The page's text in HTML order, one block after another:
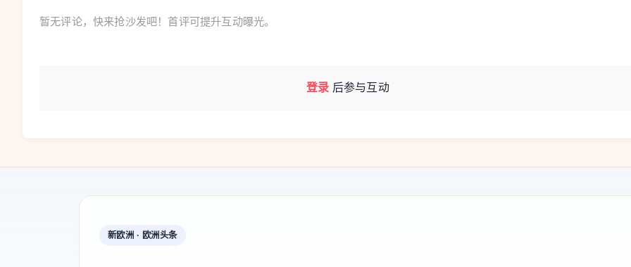
暂无评论，快来抢沙发吧！首评可提升互动曝光。
登录 后参与互动
新欧洲 · 欧洲头条